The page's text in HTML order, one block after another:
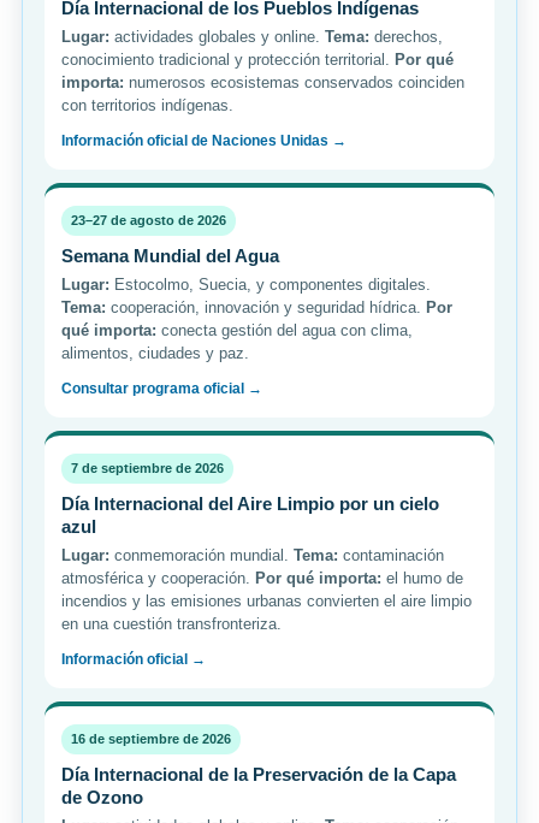
Día Internacional de los Pueblos Indígenas
Lugar: actividades globales y online. Tema: derechos,
conocimiento tradicional y protección territorial. Por qué
importa: numerosos ecosistemas conservados coinciden
con territorios indígenas.
Información oficial de Naciones Unidas →
23–27 de agosto de 2026
Semana Mundial del Agua
Lugar: Estocolmo, Suecia, y componentes digitales.
Tema: cooperación, innovación y seguridad hídrica. Por
qué importa: conecta gestión del agua con clima,
alimentos, ciudades y paz.
Consultar programa oficial →
7 de septiembre de 2026
Día Internacional del Aire Limpio por un cielo
azul
Lugar: conmemoración mundial. Tema: contaminación
atmosférica y cooperación. Por qué importa: el humo de
incendios y las emisiones urbanas convierten el aire limpio
en una cuestión transfronteriza.
Información oficial →
16 de septiembre de 2026
Día Internacional de la Preservación de la Capa
de Ozono